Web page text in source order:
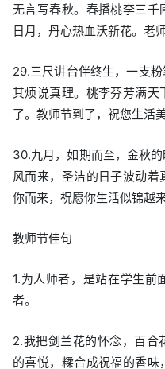
无言写春秋。春播桃李三
日月，丹心热血沃新花。老
29.三尺讲台伴终生，一支
其烦说真理。桃李芬芳满天
了。教师节到了，祝您生活
30.九月，如期而至，金秋
风而来，圣洁的日子波动
你而来，祝愿你生活似锦越来
教师节佳句
1.为人师者，是站在学生前
者。
2.我把剑兰花的怀念，百合
的喜悦，糅合成祝福的香